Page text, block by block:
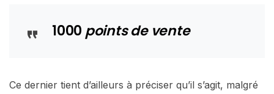
1000 points de vente
Ce dernier tient d’ailleurs à préciser qu’il s’agit, malgré